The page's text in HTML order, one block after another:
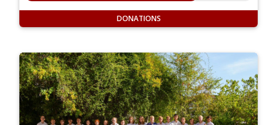
DONATIONS